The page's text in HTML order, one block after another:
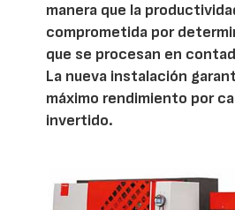
manera que la
comprometida por
que se procesan en
La nueva instalación
máximo rendimiento por
invertido.